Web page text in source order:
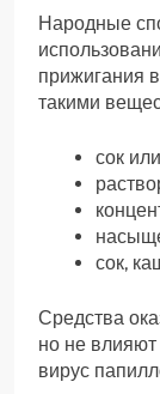
Народные
прижигания
такими
сок
сок,
Средства
но не
вирус